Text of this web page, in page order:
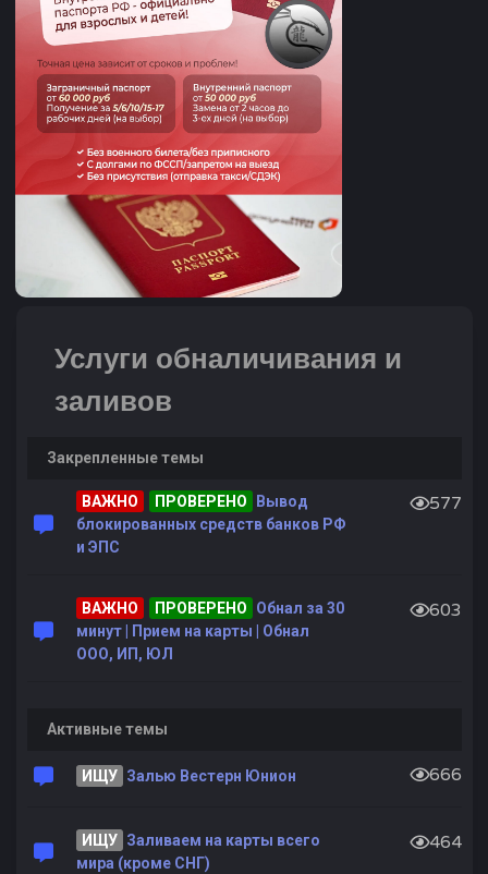
Услуги обналичивания и
заливов
Закрепленные темы
ВАЖНО ПРОВЕРЕНО
Вывод
блокированных средств банков РФ
и ЭПС
577
ВАЖНО ПРОВЕРЕНО
Обнал за 30
минут | Прием на карты | Обнал
ООО, ИП, ЮЛ
603
Активные темы
ИЩУ Залью Вестерн Юнион 666
ИЩУ Заливаем на карты всего
мира (кроме СНГ)
464